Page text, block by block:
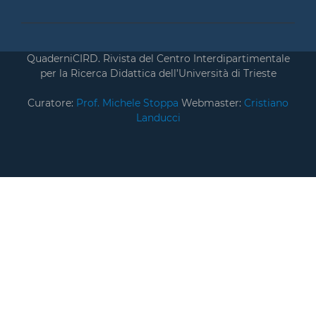
QuaderniCIRD. Rivista del Centro Interdipartimentale
per la Ricerca Didattica dell’Università di Trieste
Curatore: Prof. Michele Stoppa Webmaster: Cristiano
Landucci